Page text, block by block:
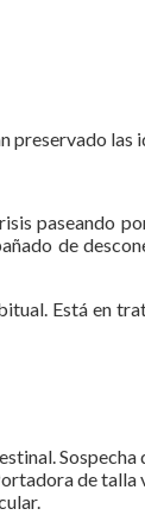
preservado las
de
Está en
de talla